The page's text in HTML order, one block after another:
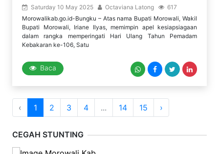
Saturday 10 May 2025 Octaviana Latong
617
Morowalikab.go.id-Bungku – Atas nama Bupati Morowali, Wakil
Bupati Morowali, Iriane Ilyas, memimpin apel kesiapsiagaan
dalam rangka memperingati Hari Ulang Tahun Pemadam
Kebakaran ke-106, Satu
Baca
‹ 1 2 3 4 ... 14 15 ›
CEGAH STUNTING